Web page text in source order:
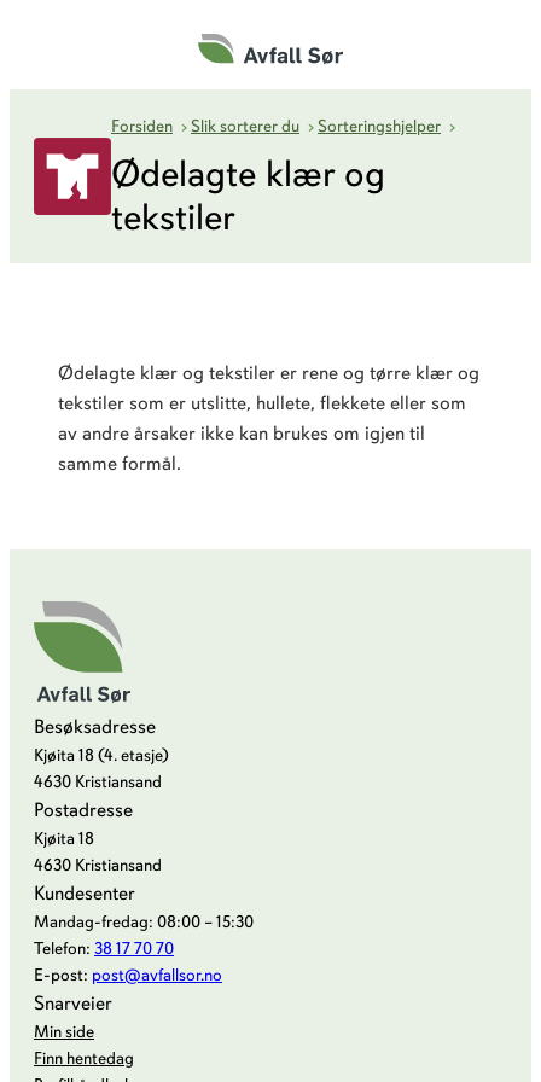
innhold
Forsiden ›Slik sorterer du ›Sorteringshjelper ›Ødelagte
Ødelagte klær og
tekstiler
Ødelagte klær og tekstiler er rene og tørre klær og
tekstiler som er utslitte, hullete, flekkete eller som
av andre årsaker ikke kan brukes om igjen til
samme formål.
Besøksadresse
Kjøita 18 (4. etasje)
4630 Kristiansand
Postadresse
Kjøita 18
4630 Kristiansand
Kundesenter
Mandag-fredag: 08:00 – 15:30
Telefon: 38 17 70 70
E-post: post@avfallsor.no
Snarveier
Min side
Finn hentedag